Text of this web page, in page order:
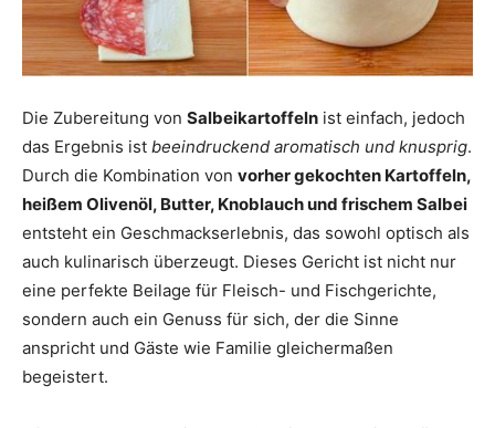
Die Zubereitung von Salbeikartoffeln ist einfach, jedoch
das Ergebnis ist beeindruckend aromatisch und knusprig.
Durch die Kombination von vorher gekochten Kartoffeln,
heißem Olivenöl, Butter, Knoblauch und frischem Salbei
entsteht ein Geschmackserlebnis, das sowohl optisch als
auch kulinarisch überzeugt. Dieses Gericht ist nicht nur
eine perfekte Beilage für Fleisch- und Fischgerichte,
sondern auch ein Genuss für sich, der die Sinne
anspricht und Gäste wie Familie gleichermaßen
begeistert.